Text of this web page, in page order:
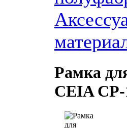
Рамка
CEIA CP-